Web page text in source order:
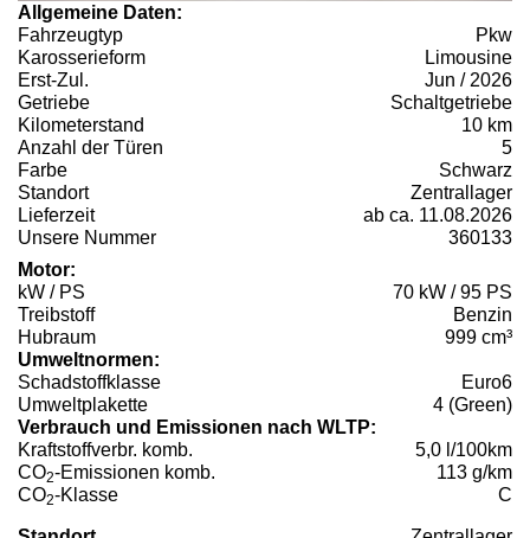
Allgemeine Daten:
Fahrzeugtyp
Pkw
Karosserieform
Limousine
Erst-Zul.
Jun / 2026
Getriebe
Schaltgetriebe
Kilometerstand
10 km
Anzahl der Türen
5
Farbe
Schwarz
Standort
Zentrallager
Lieferzeit
ab ca. 11.08.2026
Unsere Nummer
360133
Motor:
kW / PS
70 kW / 95 PS
Treibstoff
Benzin
Hubraum
999 cm³
Umweltnormen:
Schadstoffklasse
Euro6
Umweltplakette
4 (Green)
Verbrauch und Emissionen nach WLTP:
Kraftstoffverbr. komb.
5,0 l/100km
CO2-Emissionen komb.
113 g/km
CO2-Klasse C